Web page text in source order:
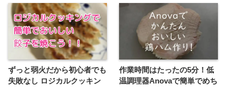
ずっと弱火だから初心者でも
失敗なし ロジカルクッキン
作業時間はたったの5分！低
温調理器Anovaで簡単でめち